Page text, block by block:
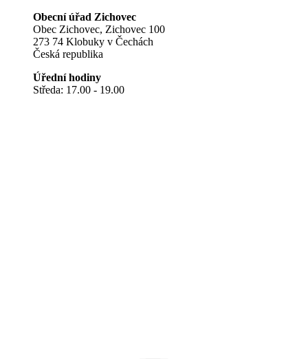
Obecní úřad Zichovec
Obec Zichovec, Zichovec 100
273 74 Klobuky v Čechách
Česká republika
Úřední hodiny
Středa: 17.00 - 19.00